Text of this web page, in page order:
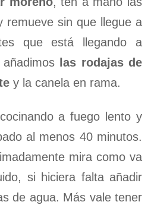
remueve sin que llegue a
que está llegando a
las rodajas de
y la canela en rama.
a fuego lento y
al menos 40 minutos.
mira como va
si hiciera falta añadir
de agua. Más vale tener